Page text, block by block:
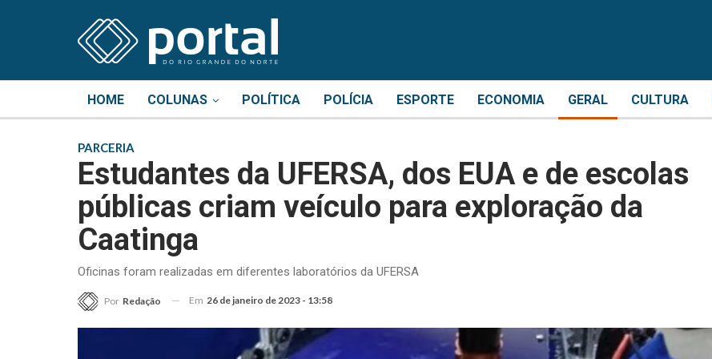
HOME COLUNAS POLÍTICA POLÍCIA ESPORTE ECONOMIA GERAL CULTURA
PARCERIA
Estudantes da UFERSA, dos EUA e de escolas
públicas criam veículo para exploração da
Caatinga
Oficinas foram realizadas em diferentes laboratórios da UFERSA
Por Redação Em 26 de janeiro de 2023 - 13:58